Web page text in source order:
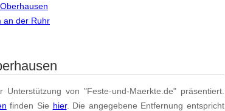
an der Ruhr
von "Feste-und-Maerkte.de" präsentiert.
finden Sie hier. Die angegebene Entfernung entspricht